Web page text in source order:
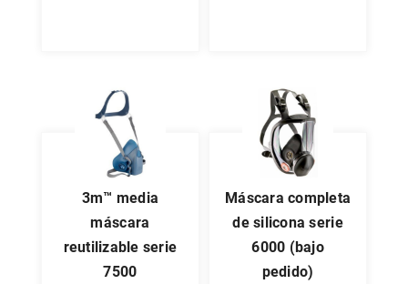
3m™ media
máscara
reutilizable serie
7500
máscara completa
de silicona serie
6000 (bajo
pedido)